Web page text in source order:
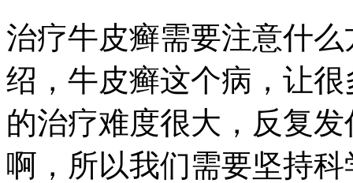
治疗牛皮癣需要注意什么
绍，牛皮癣这个病，让
的治疗难度很大，反复
啊，所以我们需要坚持